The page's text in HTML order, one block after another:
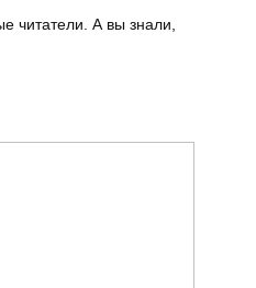
читатели. А вы знали,